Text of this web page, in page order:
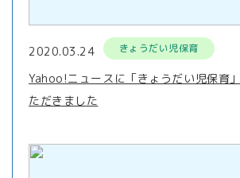
2020.03.24 きょうだい児保育
Yahoo!ニュースに「きょうだい児保育
ただきました